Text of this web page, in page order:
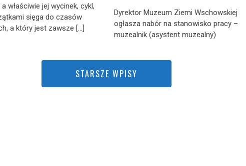
właściwie jej wycinek, cykl,
sięga do czasów
a który jest zawsze […]
Dyrektor Muzeum Ziemi Wschowskiej
ogłasza nabór na stanowisko pracy –
muzealnik (asystent muzealny)
STARSZE WPISY